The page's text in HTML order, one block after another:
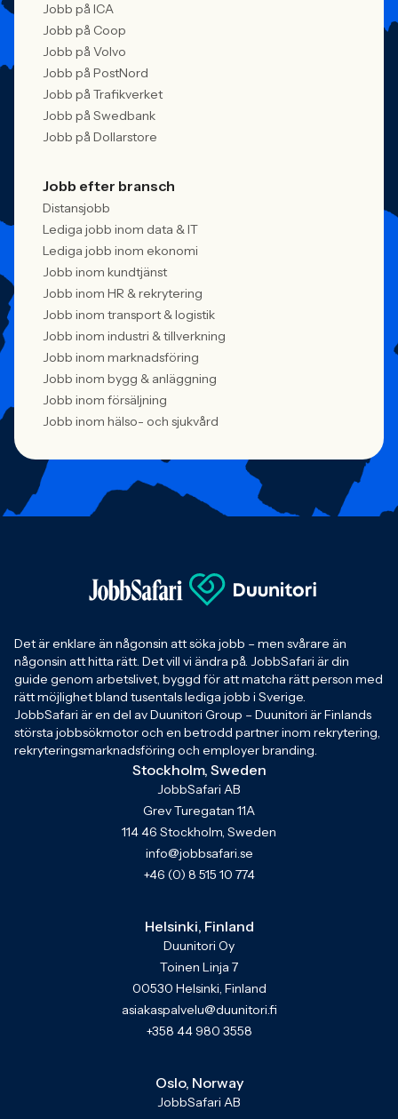
Jobb på ICA
Jobb på Coop
Jobb på Volvo
Jobb på PostNord
Jobb på Trafikverket
Jobb på Swedbank
Jobb på Dollarstore
Jobb efter bransch
Distansjobb
Lediga jobb inom data & IT
Lediga jobb inom ekonomi
Jobb inom kundtjänst
Jobb inom HR & rekrytering
Jobb inom transport & logistik
Jobb inom industri & tillverkning
Jobb inom marknadsföring
Jobb inom bygg & anläggning
Jobb inom försäljning
Jobb inom hälso- och sjukvård
Det är enklare än någonsin att söka jobb – men svårare än
någonsin att hitta rätt. Det vill vi ändra på. JobbSafari är din
guide genom arbetslivet, byggd för att matcha rätt person med
rätt möjlighet bland tusentals lediga jobb i Sverige.
JobbSafari är en del av Duunitori Group – Duunitori är Finlands
största jobbsökmotor och en betrodd partner inom rekrytering,
rekryteringsmarknadsföring och employer branding.
Stockholm, Sweden
JobbSafari AB
Grev Turegatan 11A
114 46 Stockholm, Sweden
info@jobbsafari.se
+46 (0) 8 515 10 774
Helsinki, Finland
Duunitori Oy
Toinen Linja 7
00530 Helsinki, Finland
asiakaspalvelu@duunitori.fi
+358 44 980 3558
Oslo, Norway
JobbSafari AB